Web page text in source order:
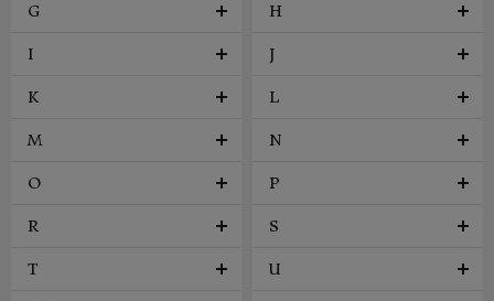
G H
I J
K L
M N
O P
R S
T U